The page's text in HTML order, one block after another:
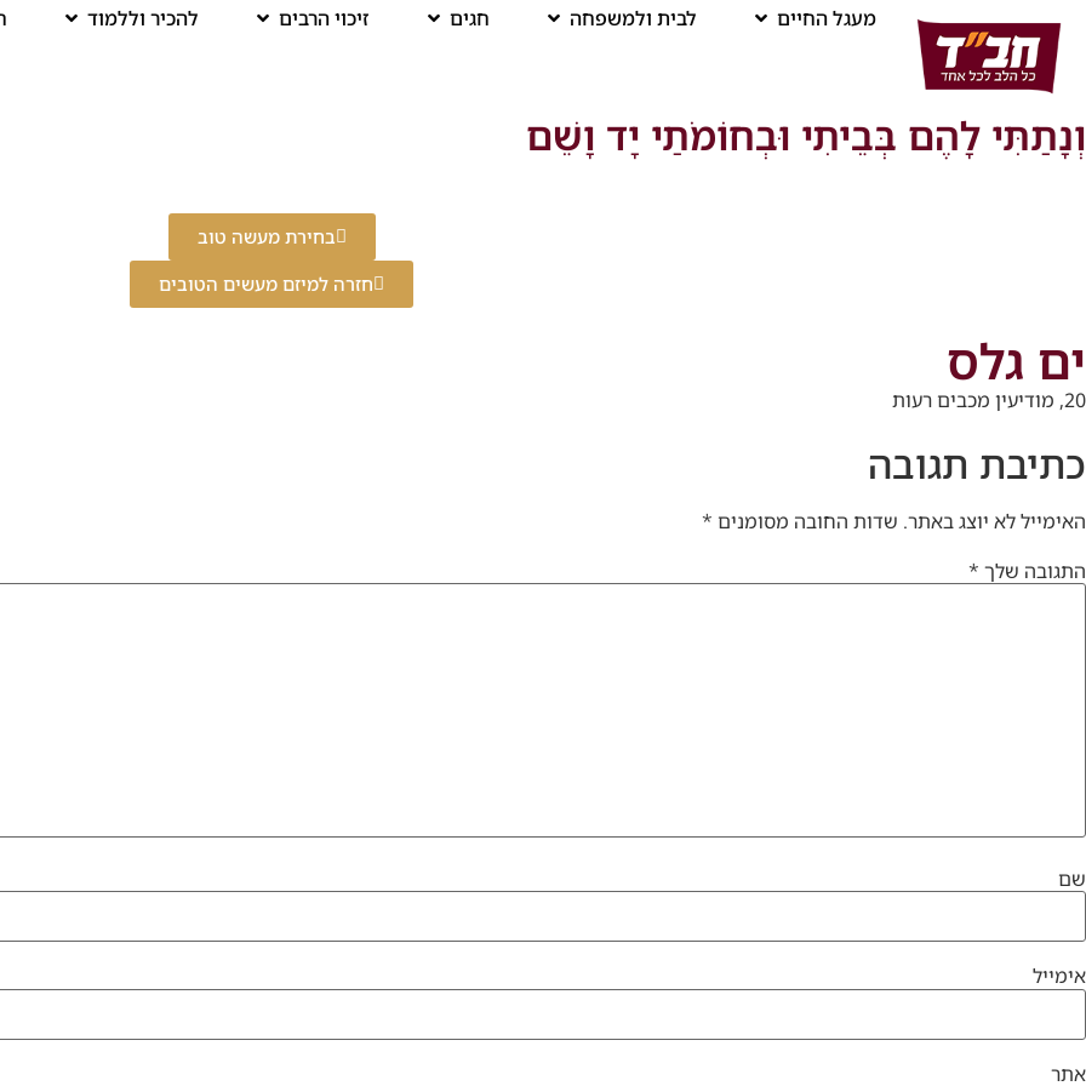
מעגל החיים לבית ולמשפחה חגים זיכוי הרבים להכיר וללמוד
וְנָתַתִּי לָהֶם בְּבֵיתִי וּבְחוֹמֹתַי יָד וָשֵׁם
בחירת מעשה טוב
חזרה למיזם מעשים הטובים
ים גלס
20, מודיעין מכבים רעות
כתיבת תגובה
האימייל לא יוצג באתר. שדות החובה מסומנים *
התגובה שלך *
שם
אימייל
אתר